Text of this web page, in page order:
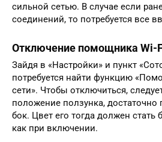
сильной сетью. В случае если
соединений, то потребуется все
Отключение помощника Wi-
Зайдя в «Настройки» и пункт
потребуется найти функцию
сети». Чтобы отключиться,
положение ползунка, достаточно
бок. Цвет его тогда должен
как при включении.